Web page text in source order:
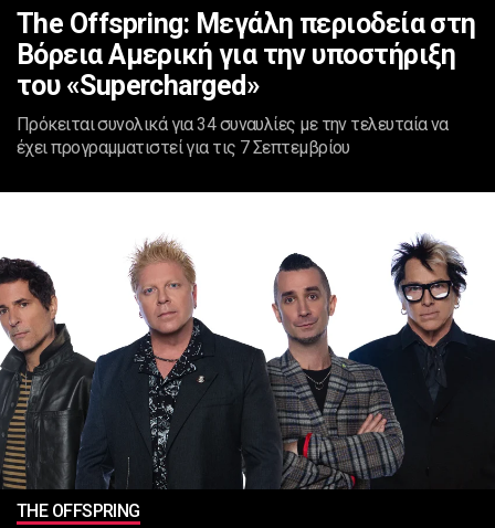
Τhe Offspring: Μεγάλη περιοδεία στη
Βόρεια Αμερική για την υποστήριξη
του «Supercharged»
Πρόκειται συνολικά για 34 συναυλίες με την τελευταία να
έχει προγραμματιστεί για τις 7 Σεπτεμβρίου
ΤHE OFFSPRING